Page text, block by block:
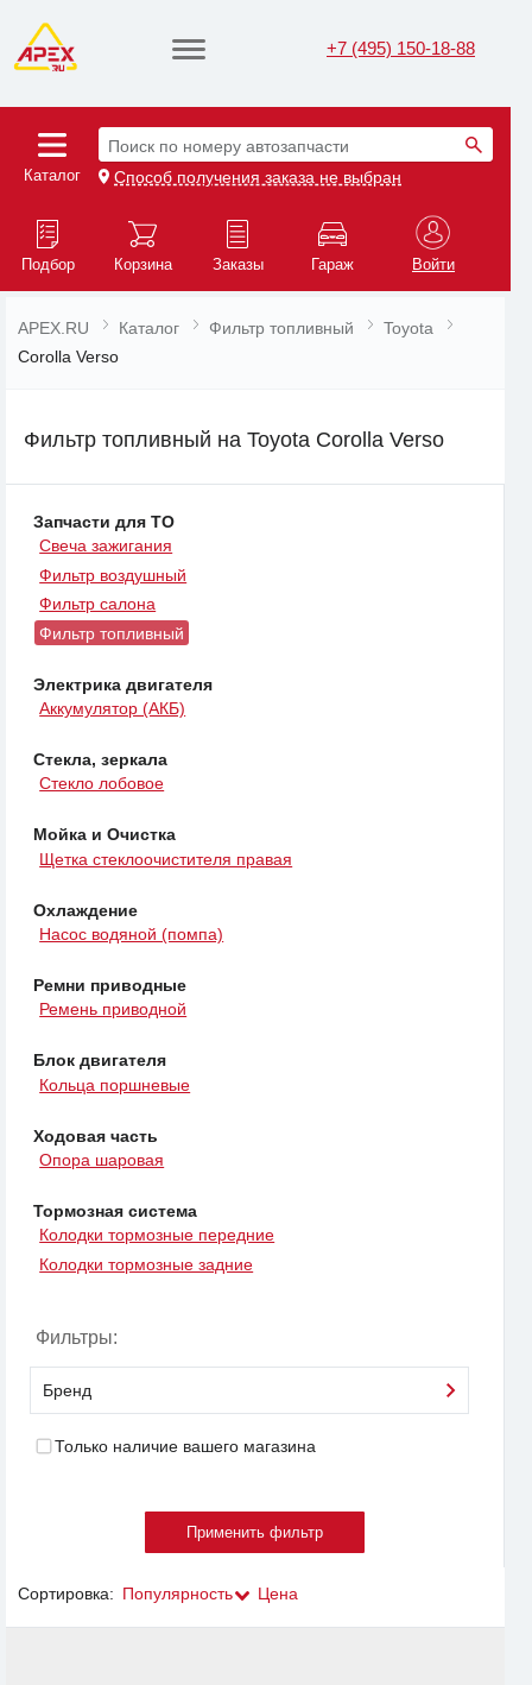
+7 (495) 150-18-88
Каталог
Поиск по номеру автозапчасти
Способ получения заказа не выбран
Подбор Корзина Заказы Гараж Войти
APEX.RU Каталог Фильтр топливный
Toyota
Corolla Verso
Фильтр топливный на Toyota Corolla Verso
Запчасти для ТО
Свеча зажигания
Фильтр воздушный
Фильтр салона
Фильтр топливный
Электрика двигателя
Аккумулятор (АКБ)
Стекла, зеркала
Стекло лобовое
Мойка и Очистка
Щетка стеклоочистителя правая
Охлаждение
Насос водяной (помпа)
Ремни приводные
Ремень приводной
Блок двигателя
Кольца поршневые
Ходовая часть
Опора шаровая
Тормозная система
Колодки тормозные передние
Колодки тормозные задние
Фильтры:
Бренд
Только наличие вашего магазина
Сортировка: Популярность Цена